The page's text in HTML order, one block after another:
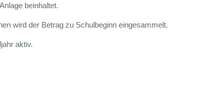
beinhaltet.
wird der Betrag zu Schulbeginn eingesammelt.
aktiv.